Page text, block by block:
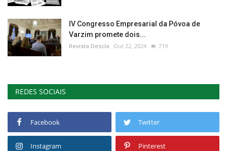
IV Congresso Empresarial da Póvoa de
Varzim promete dois...
Revista Descla Out 22, 2024 719
REDES SOCIAIS
Facebook Twitter
Instagram Pinterest